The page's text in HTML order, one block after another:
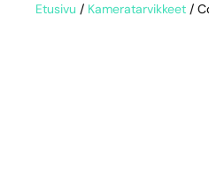
Etusivu / Kameratarvikkeet /